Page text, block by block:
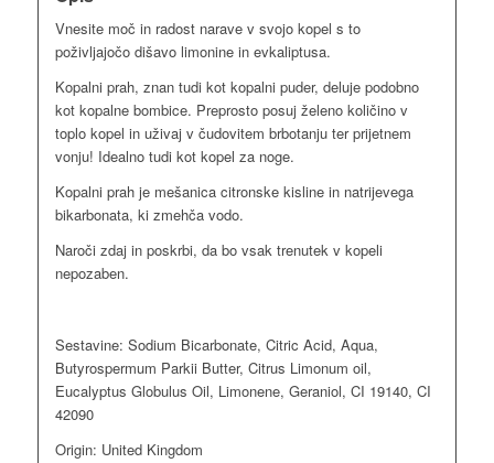
Vnesite moč in radost narave v svojo kopel s to
poživljajočo dišavo limonine in evkaliptusa.
Kopalni prah, znan tudi kot kopalni puder, deluje podobno
kot kopalne bombice. Preprosto posuj želeno količino v
toplo kopel in uživaj v čudovitem brbotanju ter prijetnem
vonju! Idealno tudi kot kopel za noge.
Kopalni prah je mešanica citronske kisline in natrijevega
bikarbonata, ki zmehča vodo.
Naroči zdaj in poskrbi, da bo vsak trenutek v kopeli
nepozaben.
Sestavine: Sodium Bicarbonate, Citric Acid, Aqua,
Butyrospermum Parkii Butter, Citrus Limonum oil,
Eucalyptus Globulus Oil, Limonene, Geraniol, CI 19140, CI
42090
Origin: United Kingdom